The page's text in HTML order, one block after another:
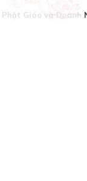
Phật Giáo và Doanh